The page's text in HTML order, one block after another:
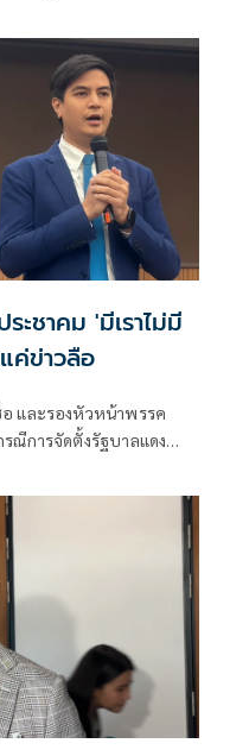
ชาคม 'มีเราไม่มี
ค่ข่าวลือ
และรองหัวหน้าพรรค
ณีการจัดตั้งรัฐบาลแดง
วที่เคยพูดว่า “มีเราไม่มี
าร่วมรัฐบาลหรือไม่ ว่า ตอน
ซึ่งก็ยังไม่ได้มีการยืนยันใน